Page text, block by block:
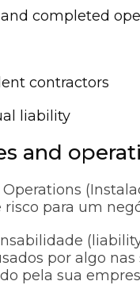
completed
contractors
liability
and
risco para um
por algo
pela sua